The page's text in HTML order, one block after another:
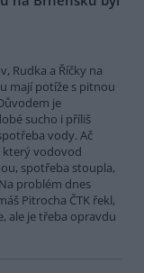
Rudka a Říčky na
mají potíže s pitnou
je
sucho i příliš
vody. Ač
který vodovod
spotřeba stoupla,
problém dnes
Pitrocha ČTK řekl,
ale je třeba opravdu